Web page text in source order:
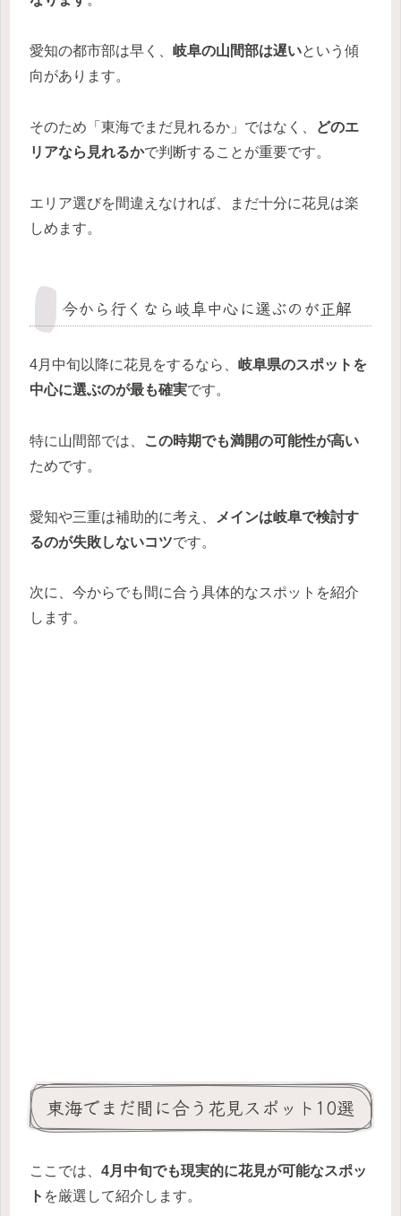
愛知の都市部は早く、 岐阜の山間部は遅いという傾
向があります。
そのため「東海でまだ見れるか」ではなく、
どのエ
リアなら見れるかで判断することが重要です。
エリア選びを間違えなければ、まだ十分に花見は楽
しめます。
今から行くなら岐阜中心に選ぶのが正解
4月中旬以降に花見をするなら、 岐阜県のスポットを
中心に選ぶのが最も確実です。
特に山間部では、
この時期でも満開の可能性が高い
ためです。
愛知や三重は補助的に考え、
メインは岐阜で検討す
るのが失敗しないコツです。
次に、今からでも間に合う具体的なスポットを紹介
します。
東海でまだ間に合う花見スポット10選
ここでは、 4月中旬でも現実的に花見が可能なスポッ
ト を厳選して紹介します。